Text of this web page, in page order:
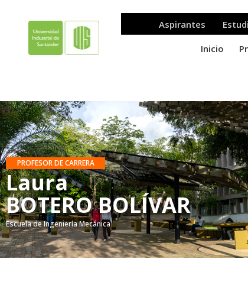
PROFESOR DE CARRERA
Laura
BOTERO BOLÍVAR
Escuela de Ingeniería Mecánica